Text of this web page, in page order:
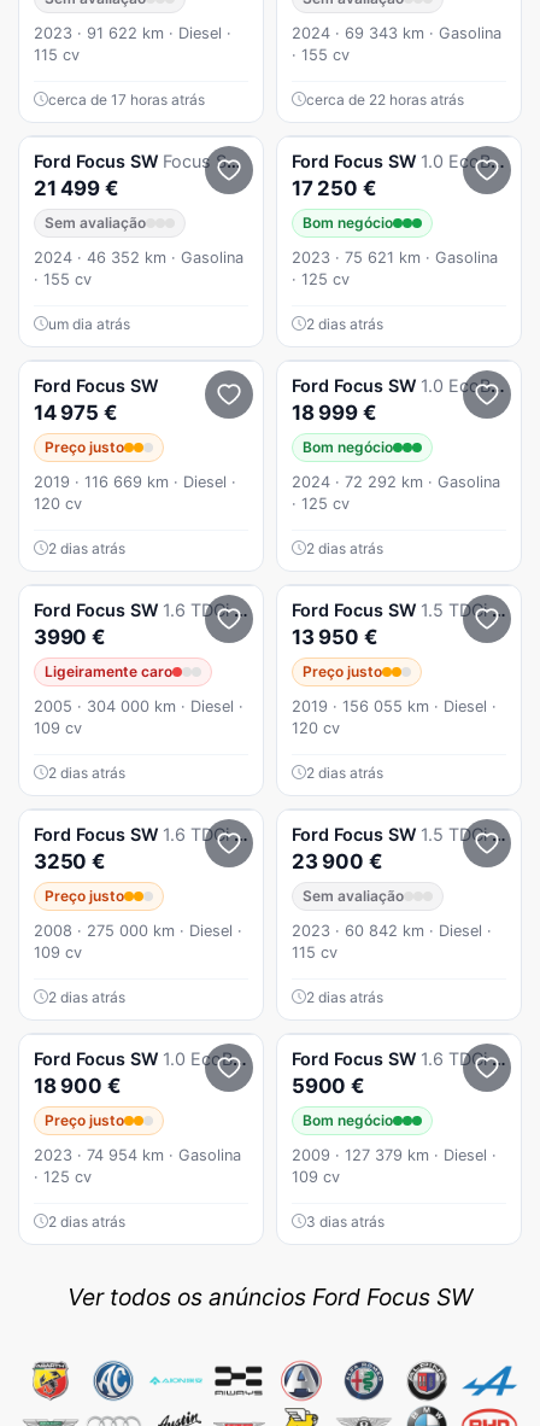
2023 · 91 622 km · Diesel ·
115 cv
cerca de 17 horas atrás
2024 · 69 343 km · Gasolina
· 155 cv
cerca de 22 horas atrás
Ford Focus SW Focus Sw 1.0 Ecoboost Mhev St-Line X Aut.
21 499 €
Sem avaliação
2024 · 46 352 km · Gasolina
· 155 cv
um dia atrás
Ford Focus SW 1.0 EcoBoost MHEV ST-Line Aut.
17 250 €
Bom negócio
2023 · 75 621 km · Gasolina
· 125 cv
2 dias atrás
Ford Focus SW
14 975 €
Preço justo
2019 · 116 669 km · Diesel ·
120 cv
2 dias atrás
Ford Focus SW 1.0 EcoBoost MHEV ST-Line X
18 999 €
Bom negócio
2024 · 72 292 km · Gasolina
· 125 cv
2 dias atrás
Ford Focus SW 1.6 TDCi Ambiente
3990 €
Ligeiramente caro
2005 · 304 000 km · Diesel ·
109 cv
2 dias atrás
Ford Focus SW 1.5 TDCi EcoBlue ST-Line
13 950 €
Preço justo
2019 · 156 055 km · Diesel ·
120 cv
2 dias atrás
Ford Focus SW 1.6 TDCi Trend
3250 €
Preço justo
2008 · 275 000 km · Diesel ·
109 cv
2 dias atrás
Ford Focus SW 1.5 TDCi EcoBlue ST-Line Aut.
23 900 €
Sem avaliação
2023 · 60 842 km · Diesel ·
115 cv
2 dias atrás
Ford Focus SW 1.0 EcoBoost MHEV ST-Line Aut.
18 900 €
Preço justo
2023 · 74 954 km · Gasolina
· 125 cv
2 dias atrás
Ford Focus SW 1.6 TDCi Titanium 17
5900 €
Bom negócio
2009 · 127 379 km · Diesel ·
109 cv
3 dias atrás
Ver todos os anúncios Ford Focus SW